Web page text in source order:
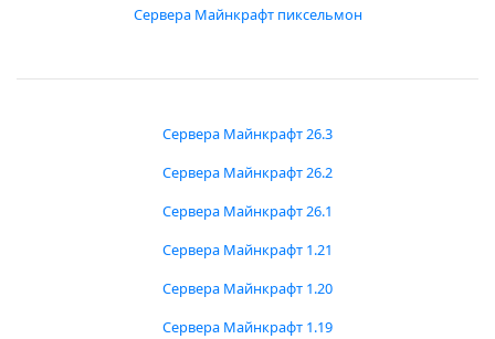
Сервера Майнкрафт пиксельмон
Сервера Майнкрафт 26.3
Сервера Майнкрафт 26.2
Сервера Майнкрафт 26.1
Сервера Майнкрафт 1.21
Сервера Майнкрафт 1.20
Сервера Майнкрафт 1.19